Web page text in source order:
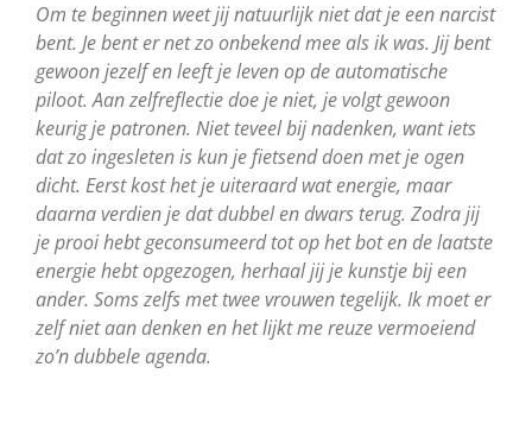
Om te beginnen weet jij natuurlijk niet dat je een narcist
bent. Je bent er net zo onbekend mee als ik was. Jij bent
gewoon jezelf en leeft je leven op de automatische
piloot. Aan zelfreflectie doe je niet, je volgt gewoon
keurig je patronen. Niet teveel bij nadenken, want iets
dat zo ingesleten is kun je fietsend doen met je ogen
dicht. Eerst kost het je uiteraard wat energie, maar
daarna verdien je dat dubbel en dwars terug. Zodra jij
je prooi hebt geconsumeerd tot op het bot en de laatste
energie hebt opgezogen, herhaal jij je kunstje bij een
ander. Soms zelfs met twee vrouwen tegelijk. Ik moet er
zelf niet aan denken en het lijkt me reuze vermoeiend
zo’n dubbele agenda.